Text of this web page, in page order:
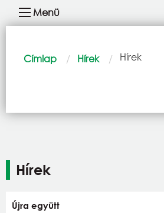
navigáció
Menü
Morzsa
Címlap Hírek Current:
Hírek
Hírek
Újra együtt